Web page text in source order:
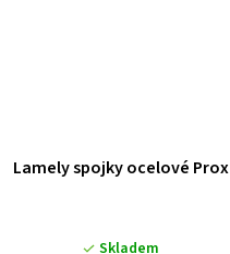
Lamely spojky ocelové Prox
Skladem